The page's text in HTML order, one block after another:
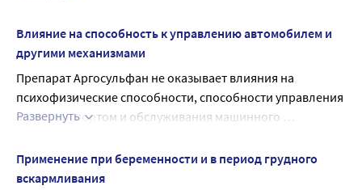
Влияние на способность к управлению автомобилем и
другими механизмами
Препарат Аргосульфан не оказывает влияния на
психофизические способности, способности управления
автотранспортом и обслуживания машинного
Развернуть
Применение при беременности и в период грудного
вскармливания